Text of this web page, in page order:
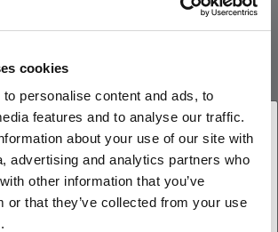
cookies
personalise content and ads, to
features and to analyse our traffic.
about your use of our site with
advertising and analytics partners who
other information that you’ve
or that they’ve collected from your use
besser zu werden. Hier kommt die E3D High
es uns gelungen, die volumetrische
um 60 % zu erhöhen! Das bedeutet,
und gleichmäßigere Extrusion bei
erwarten können oder die
im Slicer erhöhen können, um die Fähigkeiten
voll auszuschöpfen.
oder Privatkunde?
Geschäftskunde